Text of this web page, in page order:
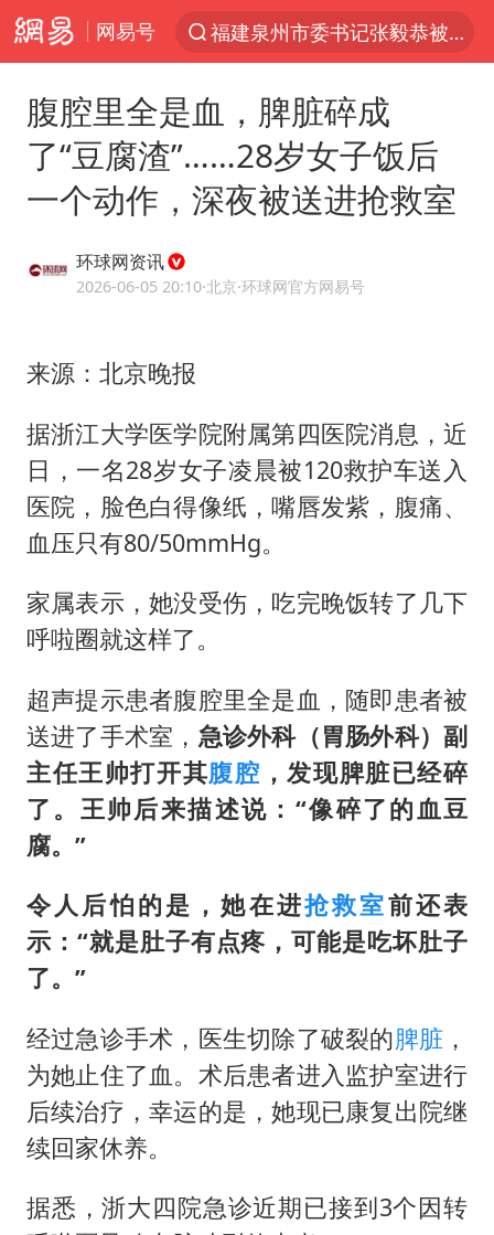
网易号
福建泉州市委书记张毅恭被查
“电影+”如何激发千亿级消费新活力？
“秋天的第一杯奶茶”6岁了
U17国足三连胜晋级明日之星半决赛
胜宏科技：股票交易异常波动
中巨芯：上半年归母净利润1405.77万元
日本试射“战斧”导弹，国防部回应
百花奖开幕式
东航：国内客票提前14天免费退改
夯实基础开新局
腹腔里全是血，脾脏碎成
了“豆腐渣”……28岁女子饭后
一个动作，深夜被送进抢救室
环球网资讯
2026-06-05 20:10·北京·环球网官方网易号
来源：北京晚报
据浙江大学医学院附属第四医院消息，近
日，一名28岁女子凌晨被120救护车送入
医院，脸色白得像纸，嘴唇发紫，腹痛、
血压只有80/50mmHg。
家属表示，她没受伤，吃完晚饭转了几下
呼啦圈就这样了。
超声提示患者腹腔里全是血，随即患者被
送进了手术室， 急诊外科（胃肠外科）副
主任王帅打开其腹腔 ，发现脾脏已经碎
了。王帅后来描述说：“像碎了的血豆
腐。”
令人后怕的是，她在进抢救室前还表
示：“就是肚子有点疼，可能是吃坏肚子
了。”
经过急诊手术，医生切除了破裂的脾脏 ，
为她止住了血。术后患者进入监护室进行
后续治疗，幸运的是，她现已康复出院继
续回家休养。
据悉，浙大四院急诊近期已接到3个因转